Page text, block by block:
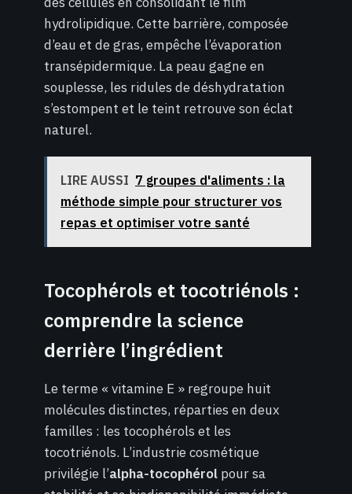
hydrolipidique. Cette barrière, composée
d’eau et de gras, empêche l’évaporation
transépidermique. La peau gagne en
souplesse, les ridules de déshydratation
s’estompent et le teint retrouve son éclat
naturel.
LIRE AUSSI 7 groupes d'aliments : la
méthode simple pour structurer vos
repas et optimiser votre santé
Tocophérols et tocotriénols :
comprendre la science
derrière l’ingrédient
Le terme « vitamine E » regroupe huit
molécules distinctes, réparties en deux
familles : les tocophérols et les
tocotriénols. L’industrie cosmétique
privilégie l’alpha-tocophérol pour sa